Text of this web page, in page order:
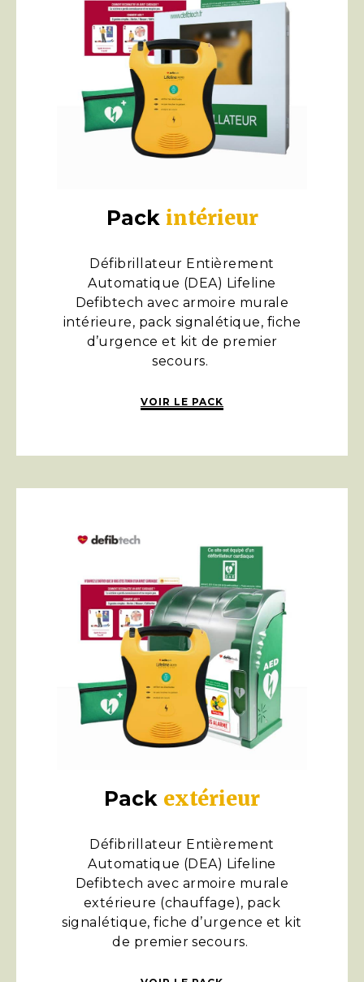
Pack intérieur
Défibrillateur Entièrement
Automatique (DEA) Lifeline
Defibtech avec armoire murale
intérieure, pack signalétique, fiche
d’urgence et kit de premier
secours.
VOIR LE PACK
Pack extérieur
Défibrillateur Entièrement
Automatique (DEA) Lifeline
Defibtech avec armoire murale
extérieure (chauffage), pack
signalétique, fiche d’urgence et kit
de premier secours.